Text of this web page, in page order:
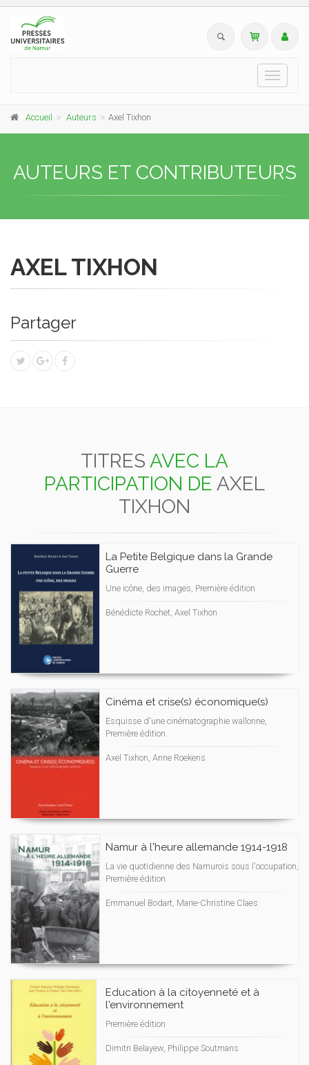
Toggle
Accueil Auteurs Axel Tixhon
AUTEURS ET CONTRIBUTEURS
AXEL TIXHON
Partager
TITRES AVEC LA
PARTICIPATION DE AXEL
TIXHON
La Petite Belgique dans la Grande
Guerre
Une icône, des images, Première édition
Bénédicte Rochet, Axel Tixhon
Cinéma et crise(s) économique(s)
Esquisse d'une cinématographie wallonne,
Première édition
Axel Tixhon, Anne Roekens
Namur à l'heure allemande 1914-1918
La vie quotidienne des Namurois sous l'occupation,
Première édition
Emmanuel Bodart, Marie-Christine Claes
Education à la citoyenneté et à
l'environnement
Première édition
Dimitri Belayew, Philippe Soutmans